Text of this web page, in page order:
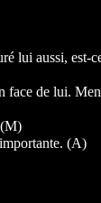
aussi, est-
de lui.
(A)